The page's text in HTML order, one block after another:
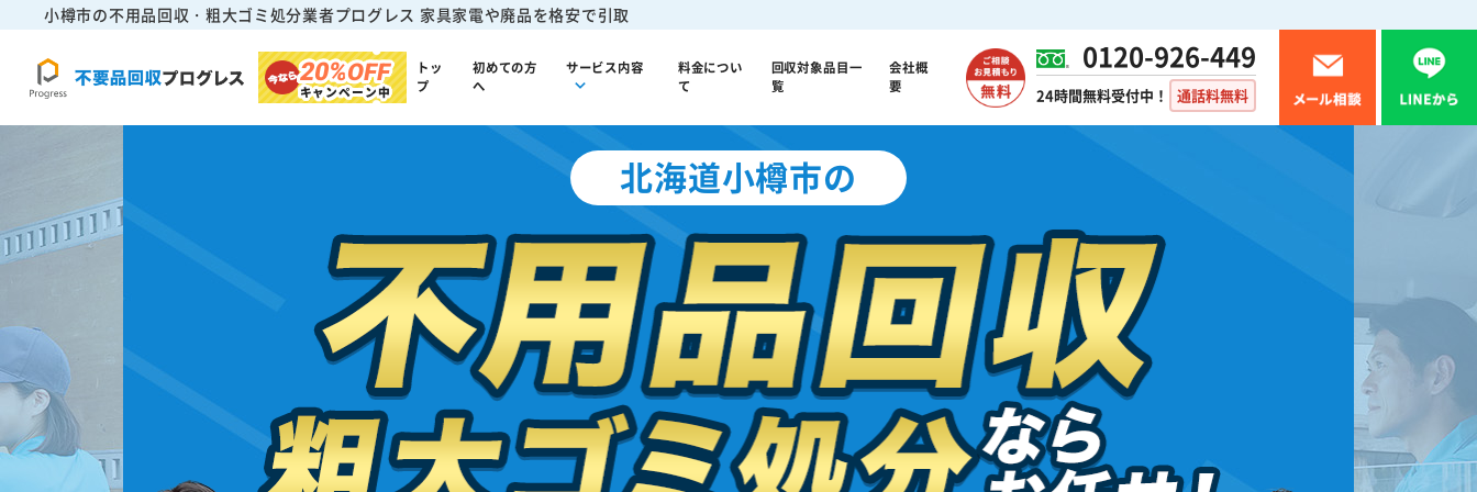
小樽市の不用品回収・粗大ゴミ処分業者プログレス 家具家電や廃品を格安で引取
20%OFF
キャンペーン中
トッ
プ
初めての方
へ
サービス内容
料金につい
て
回収対象品目一
覧
会社概
要
0120-926-449
24時間無料受付中！ 通話料無料
北海道小樽市の